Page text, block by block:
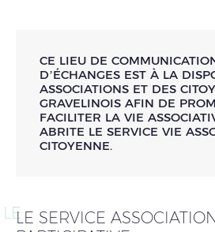
CE LIEU DE
D’ÉCHANGES EST À LA
ASSOCIATIONS ET DES
GRAVELINOIS AFIN DE
FACILITER LA VIE
ABRITE LE SERVICE VIE
CITOYENNE.
LELE SERVICE